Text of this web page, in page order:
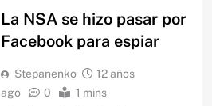
La NSA se hizo pasar por
Facebook para espiar
Stepanenko
12 años
ago
0 1 mins